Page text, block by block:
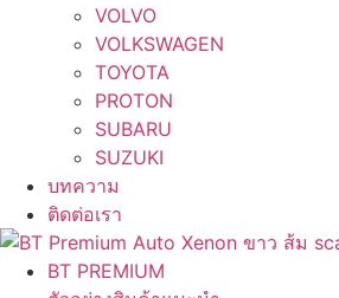
VOLVO
VOLKSWAGEN
TOYOTA
PROTON
SUBARU
SUZUKI
บทความ
ติดต่อเรา
BT PREMIUM